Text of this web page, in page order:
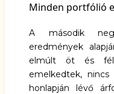
Minden portfólió
A második
eredmények
elmúlt öt és fél
emelkedtek,
honlapján lévő